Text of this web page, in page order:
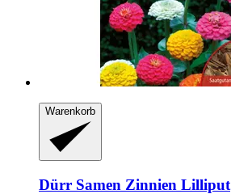
Warenkorb
Dürr Samen Zinnien Lilliput